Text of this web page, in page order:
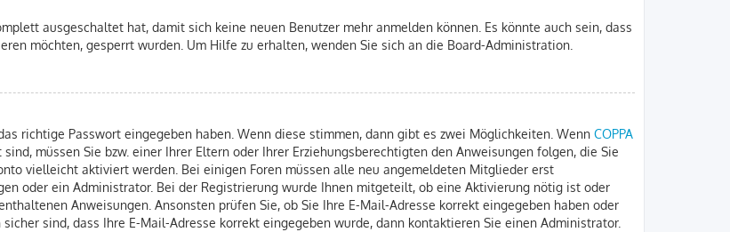
ausgeschaltet hat, damit sich keine neuen Benutzer mehr anmelden können. Es könnte auch sein, dass
möchten, gesperrt wurden. Um Hilfe zu erhalten, wenden Sie sich an die Board-Administration.
richtige Passwort eingegeben haben. Wenn diese stimmen, dann gibt es zwei Möglichkeiten. Wenn COPPA
müssen Sie bzw. einer Ihrer Eltern oder Ihrer Erziehungsberechtigten den Anweisungen folgen, die Sie
vielleicht aktiviert werden. Bei einigen Foren müssen alle neu angemeldeten Mitglieder erst
oder ein Administrator. Bei der Registrierung wurde Ihnen mitgeteilt, ob eine Aktivierung nötig ist oder
Anweisungen. Ansonsten prüfen Sie, ob Sie Ihre E-Mail-Adresse korrekt eingegeben haben oder
sind, dass Ihre E-Mail-Adresse korrekt eingegeben wurde, dann kontaktieren Sie einen Administrator.